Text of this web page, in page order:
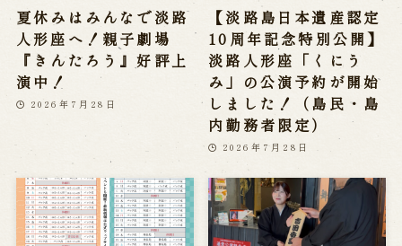
夏休みはみんなで淡路
人形座へ！親子劇場
『きんたろう』好評上
演中！
2026年7月28日
【淡路島日本遺産認定
10周年記念特別公開】
淡路人形座「くにう
み」の公演予約が開始
しました！（島民・島
内勤務者限定）
2026年7月28日